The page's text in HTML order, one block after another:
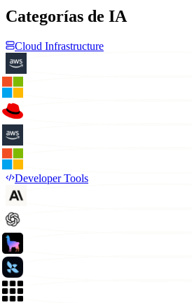
Categorías de IA
Cloud Infrastructure
Developer Tools